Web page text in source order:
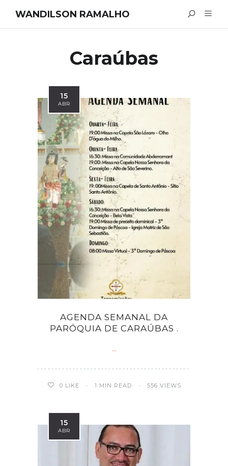
WANDILSON RAMALHO
Caraúbas
15
ABR
AGENDA SEMANAL DA
PARÓQUIA DE CARAÚBAS .
...
0 LIKE 1 MIN READ 556 VIEWS
15
ABR